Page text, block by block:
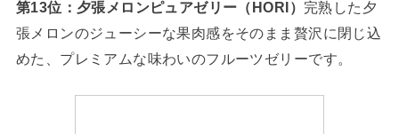
第13位：夕張メロンピュアゼリー（HORI） 完熟した夕
張メロンのジューシーな果肉感をそのまま贅沢に閉じ込
めた、プレミアムな味わいのフルーツゼリーです。